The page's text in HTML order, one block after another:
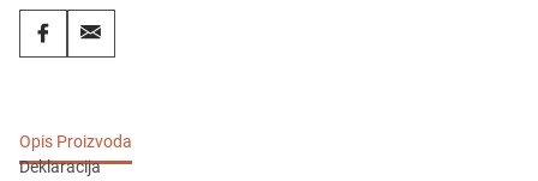
Opis Proizvoda
Deklaracija